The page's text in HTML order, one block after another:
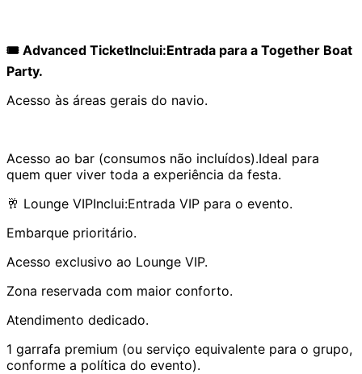
🎟️ Advanced TicketInclui:Entrada para a Together Boat
Party.
Acesso às áreas gerais do navio.
Acesso ao bar (consumos não incluídos).Ideal para
quem quer viver toda a experiência da festa.
🥂 Lounge VIPInclui:Entrada VIP para o evento.
Embarque prioritário.
Acesso exclusivo ao Lounge VIP.
Zona reservada com maior conforto.
Atendimento dedicado.
1 garrafa premium (ou serviço equivalente para o grupo,
conforme a política do evento).